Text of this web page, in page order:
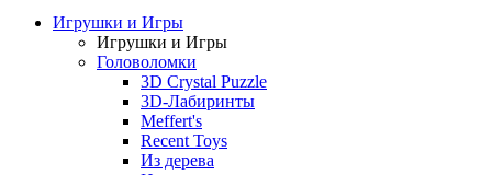
Игрушки и Игры
Игрушки и Игры
Головоломки
3D Crystal Puzzle
3D-Лабиринты
Meffert's
Recent Toys
Из дерева